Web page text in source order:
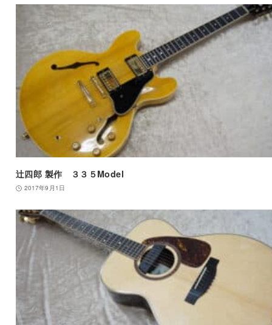
辻四郎 製作 ３３５Model
2017年9月1日